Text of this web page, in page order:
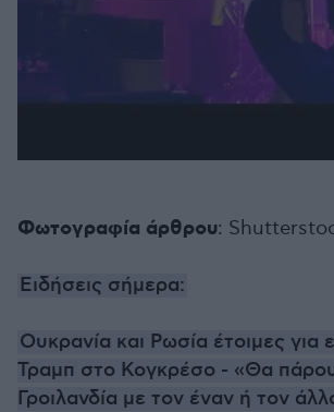
Φωτογραφία άρθρου:
Ειδήσεις σήμερα:
Ουκρανία και Ρωσία έτοιμες για
Τραμπ στο Κογκρέσο - «Θα
Γροιλανδία με τον έναν ή τον